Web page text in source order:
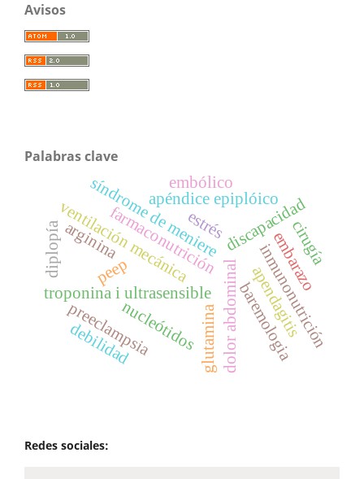
Avisos
Palabras clave
troponina i ultrasensible dolor abdominal
ventilación mecánica
síndrome de menierediscapacidad
baremologia
embarazo
preeclampsia apendagitis
apéndice epiplóico
inmunonutrición
farmaconutrición cirugía
arginina
nucleótidos glutamina
debilidad
peep
estrés
diplopía
embólico
Redes sociales: